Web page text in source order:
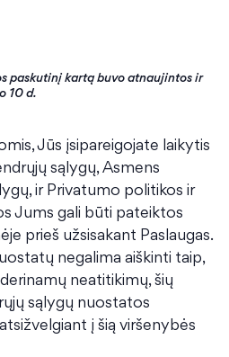
paskutinį kartą buvo atnaujintos ir
10 d.
Jūs įsipareigojate laikytis
sąlygų, Asmens
ir Privatumo politikos ir
Jums gali būti pateiktos
prieš užsisakant Paslaugas.
negalima aiškinti taip,
neatitikimų, šių
sąlygų nuostatos
į šią viršenybės